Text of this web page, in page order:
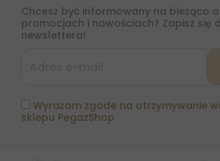
Chcesz być informowany na bieżąco
promocjach i nowościach? Zapisz się
newslettera!
Wyrażam zgode na otrzymywanie
sklepu PegazShop